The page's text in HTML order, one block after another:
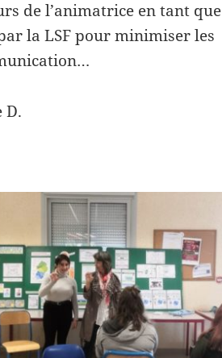
de l’animatrice en tant que
la LSF pour minimiser les
D.